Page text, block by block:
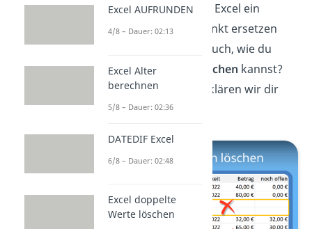
Jetzt weißt du, wie du in Excel ein
Komma durch einen Punkt ersetzen
kannst. Aber weißt du auch, wie du
leere Zeilenin Excel löschen kannst?
Wie das genau geht, erklären wir dir
hierim Video!
Excel AUFRUNDEN
4/8 – Dauer: 02:13
Excel Alter
berechnen
5/8 – Dauer: 02:36
DATEDIF Excel
6/8 – Dauer: 02:48
Excel doppelte
Werte löschen